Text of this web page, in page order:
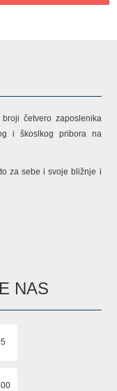
četvero zaposlenika
i škoslkog pribora na
za sebe i svoje bližnje i
NAS